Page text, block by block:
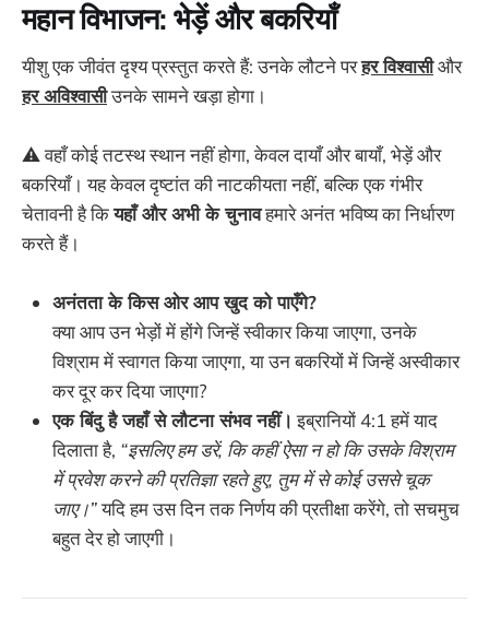
महान विभाजन: भेड़ें और बकरियाँ
यीशु एक जीवंत दृश्य प्रस्तुत करते हैं: उनके लौटने परहर विश्वासीऔर
हर अविश्वासीउनके सामने खड़ा होगा।
⚠️ वहाँ कोई तटस्थ स्थान नहीं होगा, केवल दायाँ और बायाँ, भेड़ें और
बकरियाँ। यह केवल दृष्टांत की नाटकीयता नहीं, बल्कि एक गंभीर
चेतावनी है कियहाँ और अभी के चुनावहमारे अनंत भविष्य का निर्धारण
करते हैं।
अनंतता के किस ओर आप खुद को पाएँगे?
क्या आप उन भेड़ों में होंगे जिन्हें स्वीकार किया जाएगा, उनके
विश्राम में स्वागत किया जाएगा, या उन बकरियों में जिन्हें अस्वीकार
कर दूर कर दिया जाएगा?
एक बिंदु है जहाँ से लौटना संभव नहीं। इब्रानियों 4:1 हमें याद
दिलाता है, “इसलिए हम डरें, कि कहीं ऐसा न हो कि उसके विश्राम
में प्रवेश करने की प्रतिज्ञा रहते हुए, तुम में से कोई उससे चूक
जाए।”यदि हम उस दिन तक निर्णय की प्रतीक्षा करेंगे, तो सचमुच
बहुत देर हो जाएगी।